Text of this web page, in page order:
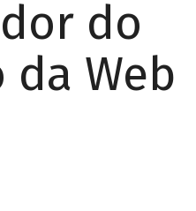
do
da Web